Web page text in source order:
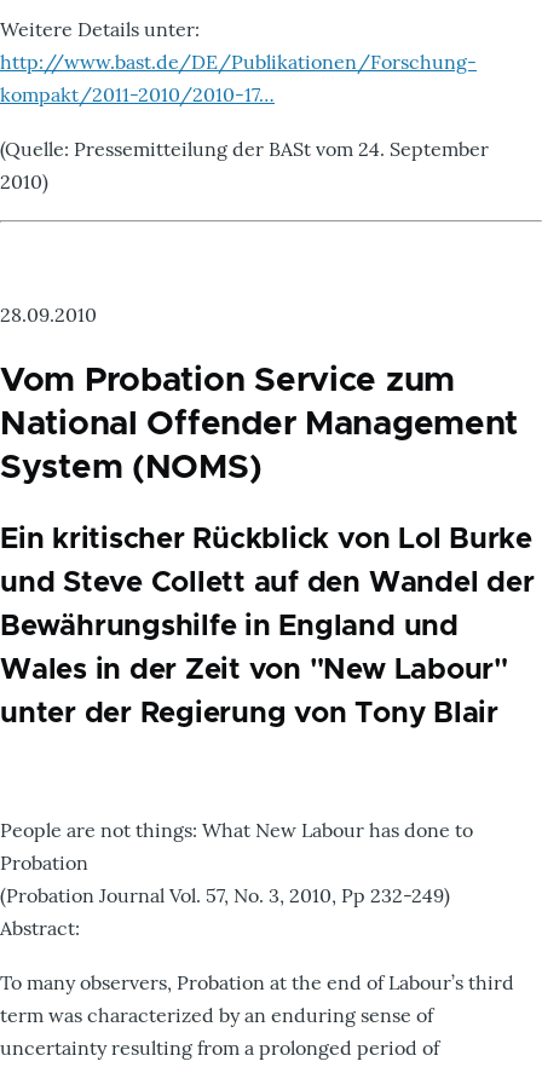
Weitere Details unter:
http://www.bast.de/DE/Publikationen/Forschung-
kompakt/2011-2010/2010-17…
(Quelle: Pressemitteilung der BASt vom 24. September
2010)
28.09.2010
Vom Probation Service zum
National Offender Management
System (NOMS)
Ein kritischer Rückblick von Lol Burke
und Steve Collett auf den Wandel der
Bewährungshilfe in England und
Wales in der Zeit von "New Labour"
unter der Regierung von Tony Blair
People are not things: What New Labour has done to
Probation
(Probation Journal Vol. 57, No. 3, 2010, Pp 232-249)
Abstract:
To many observers, Probation at the end of Labour’s third
term was characterized by an enduring sense of
uncertainty resulting from a prolonged period of